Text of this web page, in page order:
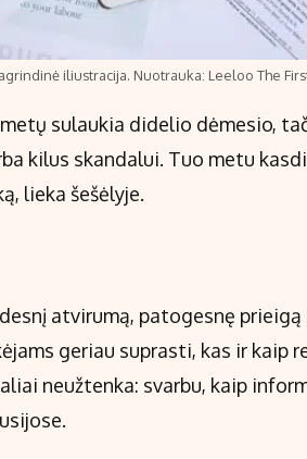
iliustracija. Nuotrauka: Leeloo The
sulaukia didelio dėmesio,
kilus skandalui. Tuo metu
lieka šešėlyje.
atvirumą, patogesnę prieigą
geriau suprasti, kas ir kaip
neužtenka: svarbu, kaip